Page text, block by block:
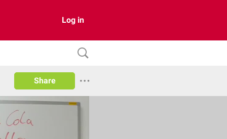
Log in
Share